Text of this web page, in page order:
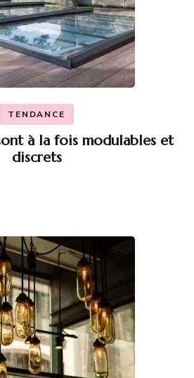
TENDANCE
à la fois modulables et
discrets